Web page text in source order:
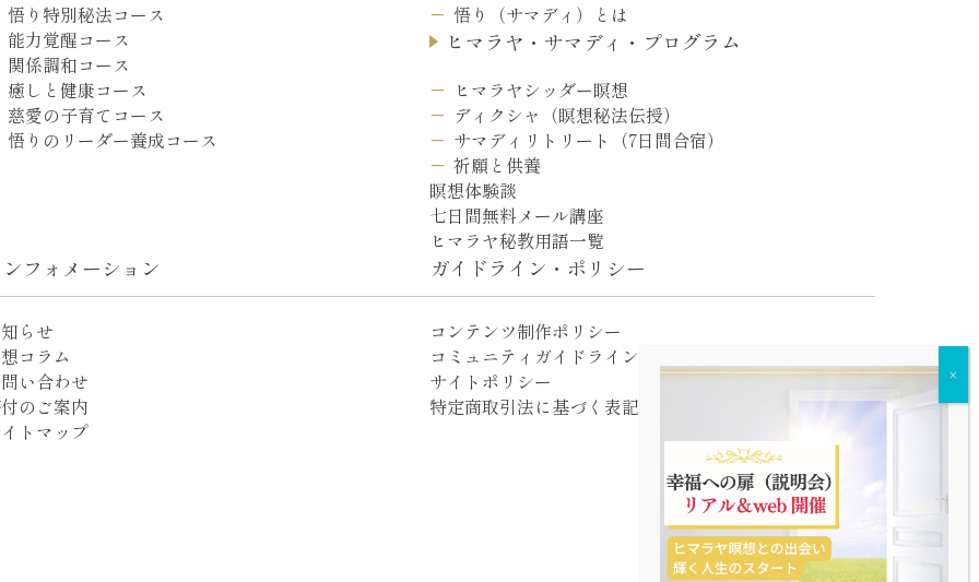
悟り特別秘法コース
能力覚醒コース
関係調和コース
癒しと健康コース
慈愛の子育てコース
悟りのリーダー養成コース
悟り（サマディ）とは
ヒマラヤ・サマディ・プログラム
ヒマラヤシッダー瞑想
ディクシャ（瞑想秘法伝授）
サマディリトリート（7日間合宿）
祈願と供養
瞑想体験談
七日間無料メール講座
ヒマラヤ秘教用語一覧
フォメーション
らせ
コラム
い合わせ
のご案内
トマップ
ガイドライン・ポリシー
コンテンツ制作ポリシー
コミュニティガイドライン
サイトポリシー
特定商取引法に基づく表記